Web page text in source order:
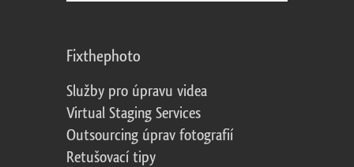
Fixthephoto
Služby pro úpravu videa
Virtual Staging Services
Outsourcing úprav fotografií
Retušovací tipy